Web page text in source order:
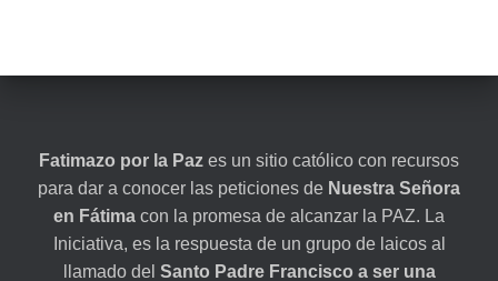
Fatimazo por la Paz es un sitio católico con recursos
para dar a conocer las peticiones de Nuestra Señora
en Fátima con la promesa de alcanzar la PAZ. La
Iniciativa, es la respuesta de un grupo de laicos al
llamado del Santo Padre Francisco a ser una